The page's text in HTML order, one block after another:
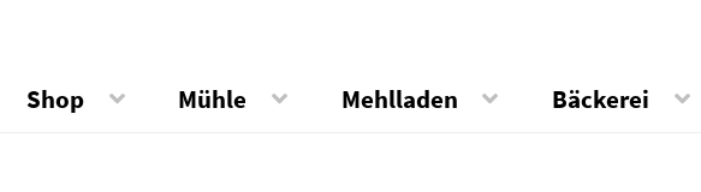
Shop Mühle Mehlladen Bäckerei